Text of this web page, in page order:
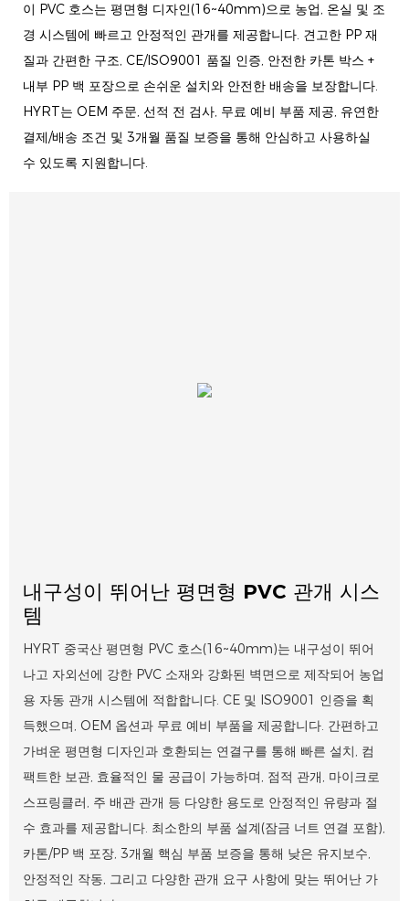
이 PVC 호스는 평면형 디자인(16~40mm)으로 농업, 온실 및 조
경 시스템에 빠르고 안정적인 관개를 제공합니다. 견고한 PP 재
질과 간편한 구조, CE/ISO9001 품질 인증, 안전한 카톤 박스 +
내부 PP 백 포장으로 손쉬운 설치와 안전한 배송을 보장합니다.
HYRT는 OEM 주문, 선적 전 검사, 무료 예비 부품 제공, 유연한
결제/배송 조건 및 3개월 품질 보증을 통해 안심하고 사용하실
수 있도록 지원합니다.
내구성이 뛰어난 평면형 PVC 관개 시스
템
HYRT 중국산 평면형 PVC 호스(16~40mm)는 내구성이 뛰어
나고 자외선에 강한 PVC 소재와 강화된 벽면으로 제작되어 농업
용 자동 관개 시스템에 적합합니다. CE 및 ISO9001 인증을 획
득했으며, OEM 옵션과 무료 예비 부품을 제공합니다. 간편하고
가벼운 평면형 디자인과 호환되는 연결구를 통해 빠른 설치, 컴
팩트한 보관, 효율적인 물 공급이 가능하며, 점적 관개, 마이크로
스프링클러, 주 배관 관개 등 다양한 용도로 안정적인 유량과 절
수 효과를 제공합니다. 최소한의 부품 설계(잠금 너트 연결 포함),
카톤/PP 백 포장, 3개월 핵심 부품 보증을 통해 낮은 유지보수,
안정적인 작동, 그리고 다양한 관개 요구 사항에 맞는 뛰어난 가